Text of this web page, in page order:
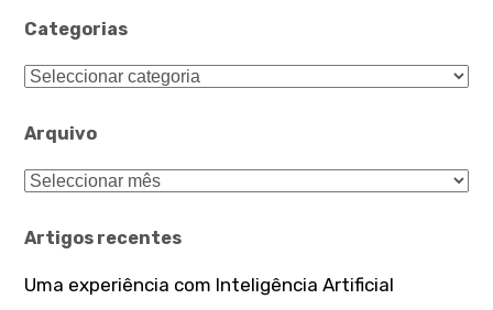
Categorias
Categorias
Arquivo
Arquivo
Artigos recentes
Uma experiência com Inteligência Artificial